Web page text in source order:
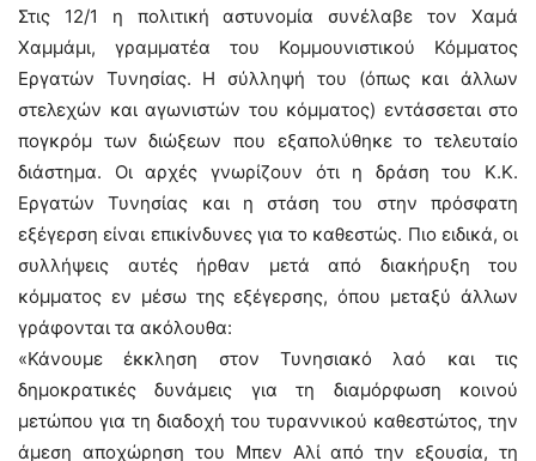
Στις 12/1 η πολιτική αστυνομία συνέλαβε τον Χαμά
Χαμμάμι, γραμματέα του Κομμουνιστικού Κόμματος
Εργατών Τυνησίας. Η σύλληψή του (όπως και άλλων
στελεχών και αγωνιστών του κόμματος) εντάσσεται στο
πογκρόμ των διώξεων που εξαπολύθηκε το τελευταίο
διάστημα. Οι αρχές γνωρίζουν ότι η δράση του Κ.Κ.
Εργατών Τυνησίας και η στάση του στην πρόσφατη
εξέγερση είναι επικίνδυνες για το καθεστώς. Πιο ειδικά, οι
συλλήψεις αυτές ήρθαν μετά από διακήρυξη του
κόμματος εν μέσω της εξέγερσης, όπου μεταξύ άλλων
γράφονται τα ακόλουθα:
«Κάνουμε έκκληση στον Τυνησιακό λαό και τις
δημοκρατικές δυνάμεις για τη διαμόρφωση κοινού
μετώπου για τη διαδοχή του τυραννικού καθεστώτος, την
άμεση αποχώρηση του Μπεν Αλί από την εξουσία, τη